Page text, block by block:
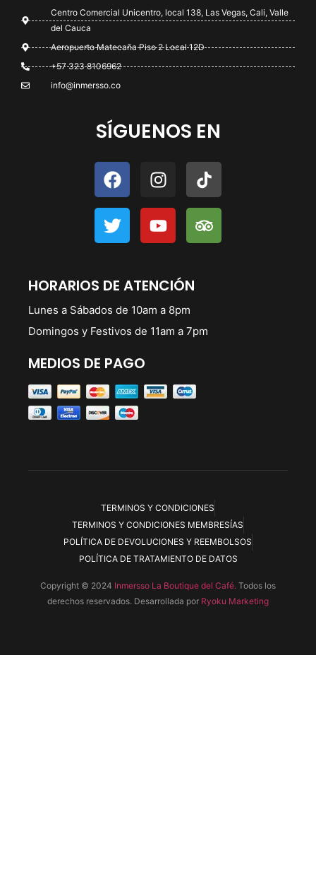
Centro Comercial Unicentro, local 138, Las Vegas, Cali, Valle
del Cauca
Aeropuerto Matecaña Piso 2 Local 12D
+57 323 8106962
info@inmersso.co
SÍGUENOS EN
HORARIOS DE ATENCIÓN
Lunes a Sábados de 10am a 8pm
Domingos y Festivos de 11am a 7pm
MEDIOS DE PAGO
TERMINOS Y CONDICIONES
TERMINOS Y CONDICIONES MEMBRESÍAS
POLÍTICA DE DEVOLUCIONES Y REEMBOLSOS
POLÍTICA DE TRATAMIENTO DE DATOS
Copyright © 2024 Inmersso La Boutique del Café. Todos los
derechos reservados. Desarrollada por Ryoku Marketing